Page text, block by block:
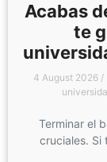
Acabas
te
4 August 2026 /
Terminar el
cruciales. Si